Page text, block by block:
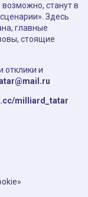
станут в
Здесь
главные
стоящие
отклики и
milliard_tatar